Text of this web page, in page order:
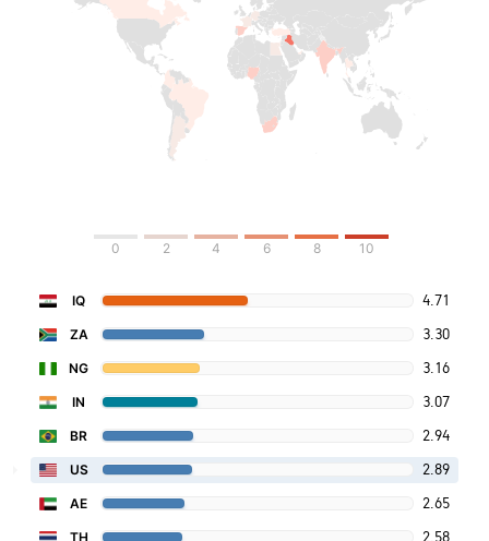
0 2 4 6 8 10
IQ 4.71
ZA 3.30
NG 3.16
IN 3.07
BR 2.94
US 2.89
AE 2.65
TH 2.58